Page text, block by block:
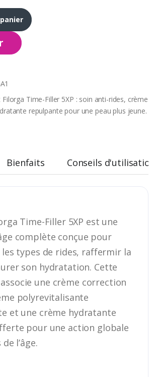
Time-Filler 5XP : soin anti-rides, crème
repulpante pour une peau plus jeune.
Bienfaits Conseils d'utilisation
Time-Filler 5XP est une
complète conçue pour
types de rides, raffermir la
son hydratation. Cette
une crème correction
polyrevitalisante
et une crème hydratante
pour une action globale
l’âge.